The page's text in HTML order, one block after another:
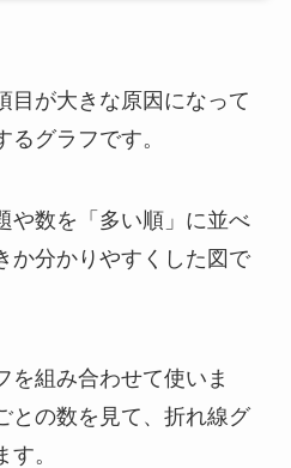
目が大きな原因になって
グラフです。
や数を「多い順」に並べ
か分かりやすくした図で
を組み合わせて使いま
との数を見て、折れ線グ
。